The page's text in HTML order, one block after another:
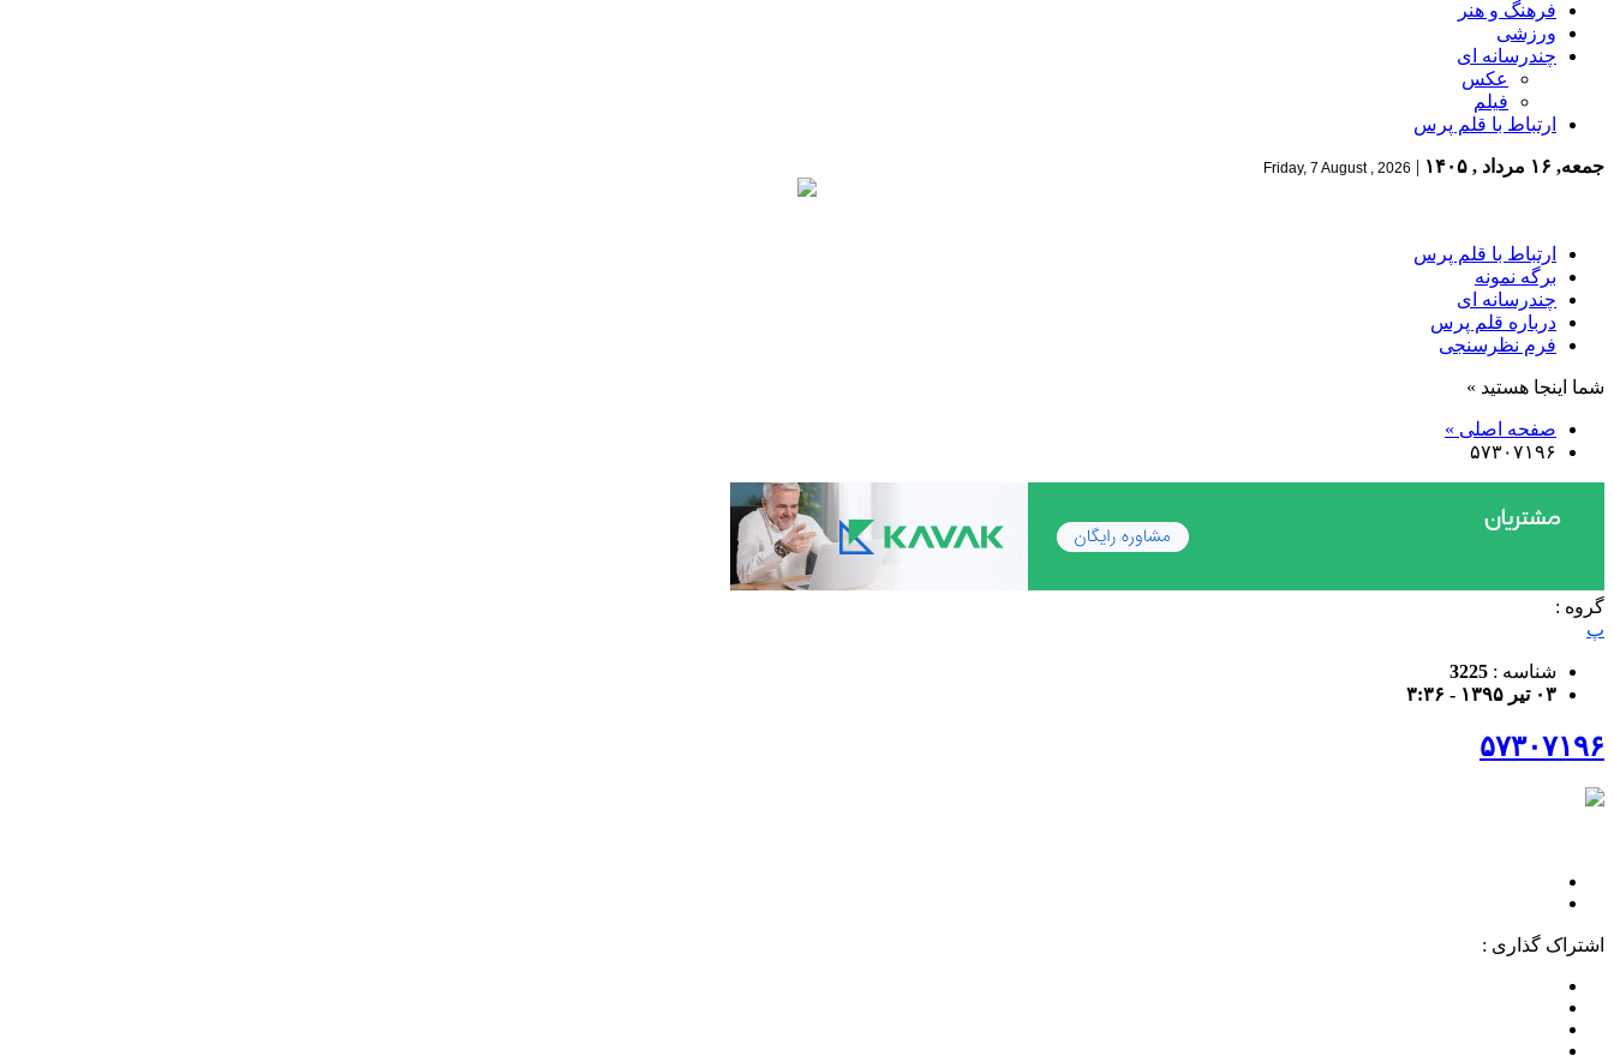
فرهنگ و هنر
ورزشی
چندرسانه ای
عکس
فیلم
ارتباط با قلم پرس
جمعه, ۱۶ مرداد , ۱۴۰۵ |
Friday, 7 August , 2026
ارتباط با قلم پرس
برگه نمونه
چندرسانه ای
درباره قلم پرس
فرم نظرسنجی
شما اینجا هستید »
صفحه اصلی »
۵۷۳۰۷۱۹۶
گروه :
پ
شناسه : 3225
۰۳ تیر ۱۳۹۵ - ۳:۳۶
۵۷۳۰۷۱۹۶
اشتراک گذاری :